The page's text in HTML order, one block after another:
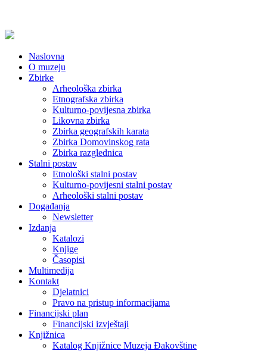
Naslovna
O muzeju
Zbirke
Arheološka zbirka
Etnografska zbirka
Kulturno-povijesna zbirka
Likovna zbirka
Zbirka geografskih karata
Zbirka Domovinskog rata
Zbirka razglednica
Stalni postav
Etnološki stalni postav
Kulturno-povijesni stalni postav
Arheološki stalni postav
Događanja
Newsletter
Izdanja
Katalozi
Knjige
Časopisi
Multimedija
Kontakt
Djelatnici
Pravo na pristup informacijama
Financijski plan
Financijski izvještaji
Knjižnica
Katalog Knjižnice Muzeja Đakovštine